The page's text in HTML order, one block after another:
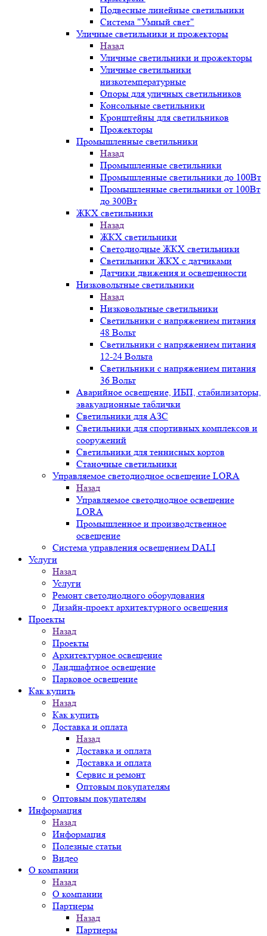
Подвесные линейные светильники
Система "Умный свет"
Уличные светильники и прожекторы
Назад
Уличные светильники и прожекторы
Уличные светильники
низкотемпературные
Опоры для уличных светильников
Консольные светильники
Кронштейны для светильников
Прожекторы
Промышленные светильники
Назад
Промышленные светильники
Промышленные светильники до 100Вт
Промышленные светильники от 100Вт
до 300Вт
ЖКХ светильники
Назад
ЖКХ светильники
Светодиодные ЖКХ светильники
Светильники ЖКХ с датчиками
Датчики движения и освещенности
Низковольтные светильники
Назад
Низковольтные светильники
Светильники с напряжением питания
48 Вольт
Светильники с напряжением питания
12-24 Вольта
Светильники с напряжением питания
36 Вольт
Аварийное освещение, ИБП, стабилизаторы,
эвакуационные таблички
Светильники для АЗС
Светильники для спортивных комплексов и
сооружений
Светильники для теннисных кортов
Станочные светильники
Управляемое светодиодное освещение LORA
Назад
Управляемое светодиодное освещение
LORA
Промышленное и производственное
освещение
Система управления освещением DALI
Услуги
Назад
Услуги
Ремонт светодиодного оборудования
Дизайн-проект архитектурного освещения
Проекты
Назад
Проекты
Архитектурное освещение
Ландшафтное освещение
Парковое освещение
Как купить
Назад
Как купить
Доставка и оплата
Назад
Доставка и оплата
Доставка и оплата
Сервис и ремонт
Оптовым покупателям
Оптовым покупателям
Информация
Назад
Информация
Полезные статьи
Видео
О компании
Назад
О компании
Партнеры
Назад
Партнеры